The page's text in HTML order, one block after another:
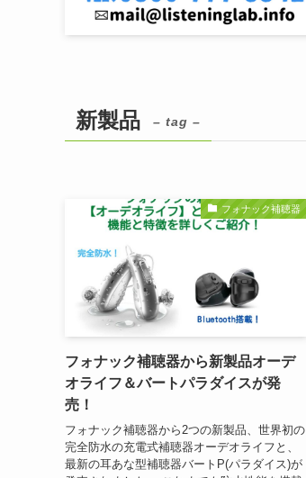
新製品 – tag –
フォナック補聴器
フォナック補聴器から新製品オーデ
オライフ＆バートパラダイスが発
売！
フォナック補聴器から2つの新製品、世界初の
完全防水の充電式補聴器オーデオライフと、
最新の耳あな型補聴器バートP(パラダイス)が